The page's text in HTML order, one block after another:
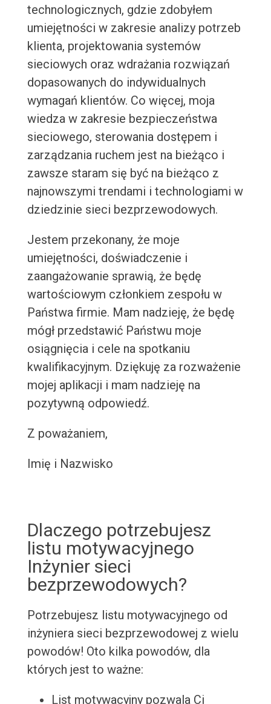
technologicznych, gdzie zdobyłem
umiejętności w zakresie analizy potrzeb
klienta, projektowania systemów
sieciowych oraz wdrażania rozwiązań
dopasowanych do indywidualnych
wymagań klientów. Co więcej, moja
wiedza w zakresie bezpieczeństwa
sieciowego, sterowania dostępem i
zarządzania ruchem jest na bieżąco i
zawsze staram się być na bieżąco z
najnowszymi trendami i technologiami w
dziedzinie sieci bezprzewodowych.
Jestem przekonany, że moje
umiejętności, doświadczenie i
zaangażowanie sprawią, że będę
wartościowym członkiem zespołu w
Państwa firmie. Mam nadzieję, że będę
mógł przedstawić Państwu moje
osiągnięcia i cele na spotkaniu
kwalifikacyjnym. Dziękuję za rozważenie
mojej aplikacji i mam nadzieję na
pozytywną odpowiedź.
Z poważaniem,
Imię i Nazwisko
Dlaczego potrzebujesz
listu motywacyjnego
Inżynier sieci
bezprzewodowych?
Potrzebujesz listu motywacyjnego od
inżyniera sieci bezprzewodowej z wielu
powodów! Oto kilka powodów, dla
których jest to ważne:
List motywacyjny pozwala Ci